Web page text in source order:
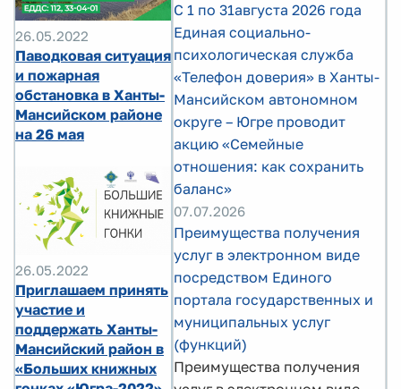
26.05.2022
Паводковая ситуация
и пожарная
обстановка в Ханты-
Мансийском районе
на 26 мая
26.05.2022
Приглашаем принять
участие и
поддержать Ханты-
Мансийский район в
«Больших книжных
С 1 по 31августа 2026 года
Единая социально-
психологическая служба
«Телефон доверия» в Ханты-
Мансийском автономном
округе – Югре проводит
акцию «Семейные
отношения: как сохранить
баланс»
07.07.2026
Преимущества получения
услуг в электронном виде
посредством Единого
портала государственных и
муниципальных услуг
(функций)
Преимущества получения